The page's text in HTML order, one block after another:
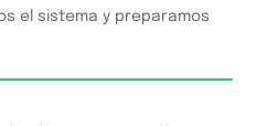
el sistema y preparamos